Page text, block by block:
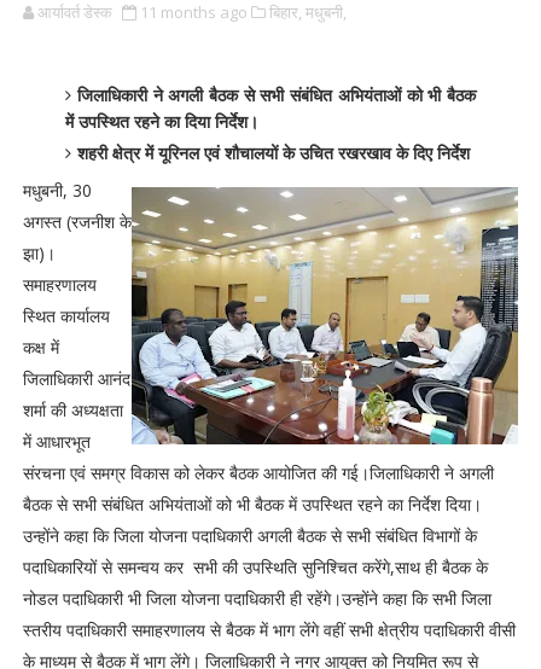
आर्यावर्त डेस्क 11 months ago बिहार, मधुबनी,
जिलाधिकारी ने अगली बैठक से सभी संबंधित अभियंताओं को भी बैठक
में उपस्थित रहने का दिया निर्देश।
शहरी क्षेत्र में यूरिनल एवं शौचालयों के उचित रखरखाव के दिए निर्देश
मधुबनी, 30
अगस्त (रजनीश के
झा)।
समाहरणालय
स्थित कार्यालय
कक्ष में
जिलाधिकारी आनंद
शर्मा की अध्यक्षता
में आधारभूत
संरचना एवं समग्र विकास को लेकर बैठक आयोजित की गई।जिलाधिकारी ने अगली
बैठक से सभी संबंधित अभियंताओं को भी बैठक में उपस्थित रहने का निर्देश दिया।
उन्होंने कहा कि जिला योजना पदाधिकारी अगली बैठक से सभी संबंधित विभागों के
पदाधिकारियों से समन्वय कर सभी की उपस्थिति सुनिश्चित करेंगे,साथ ही बैठक के
नोडल पदाधिकारी भी जिला योजना पदाधिकारी ही रहेंगे।उन्होंने कहा कि सभी जिला
स्तरीय पदाधिकारी समाहरणालय से बैठक में भाग लेंगे वहीं सभी क्षेत्रीय पदाधिकारी वीसी
के माध्यम से बैठक में भाग लेंगे। जिलाधिकारी ने नगर आयुक्त को नियमित रूप से